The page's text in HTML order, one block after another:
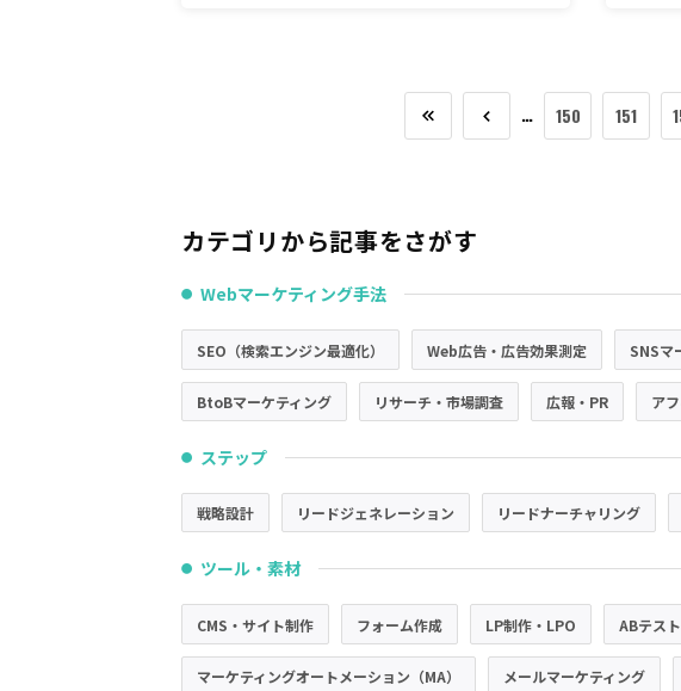
… 150 151
カテゴリから記事をさがす
● Webマーケティング手法
SEO（検索エンジン最適化） Web広告・広告効果測定 SNSマ
BtoBマーケティング リサーチ・市場調査 広報・PR ア
● ステップ
戦略設計 リードジェネレーション リードナーチャリング
● ツール・素材
CMS・サイト制作 フォーム作成 LP制作・LPO ABテス
マーケティングオートメーション（MA） メールマーケティング